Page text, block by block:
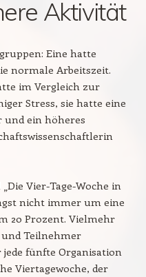
Aktivität
Eine hatte
normale Arbeitszeit.
im Vergleich zur
Stress, sie hatte eine
und ein höheres
Vier-Tage-Woche in
nicht immer um eine
20 Prozent. Vielmehr
Teilnehmer
fünfte Organisation
Viertagewoche, der